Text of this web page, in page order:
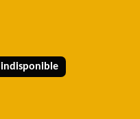
indisponible